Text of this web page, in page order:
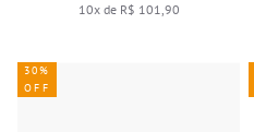
10x de R$ 101,90
30%
OFF